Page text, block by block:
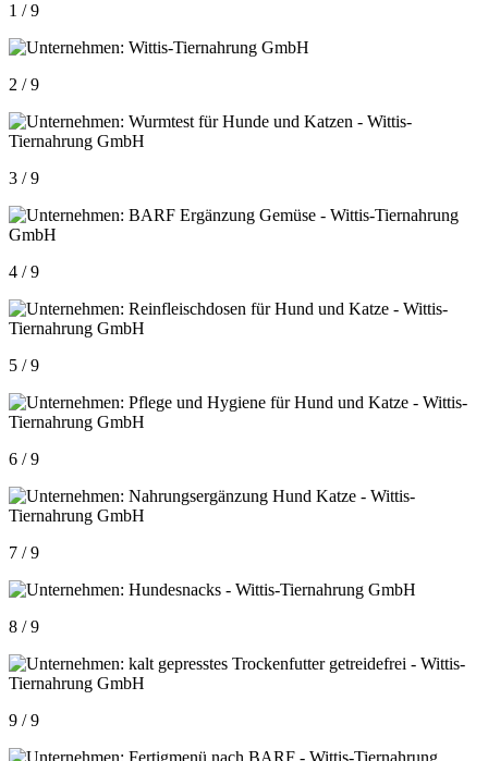
1 / 9
2 / 9
3 / 9
4 / 9
5 / 9
6 / 9
7 / 9
8 / 9
9 / 9